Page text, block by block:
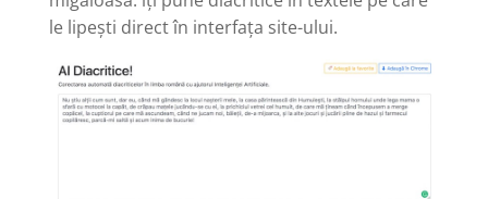
le lipești direct în interfața site-ului.